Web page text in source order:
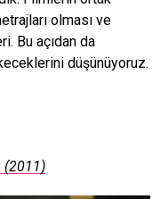
olması ve
Bu açıdan da
düşünüyoruz.
(2011)